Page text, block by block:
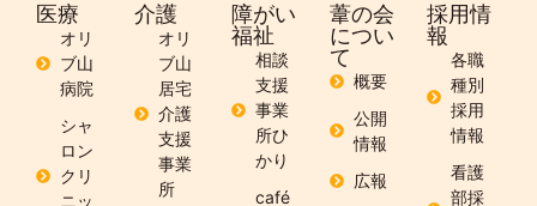
医療
オリ
ブ山
病院
シャ
ロン
クリ
ニッ
介護
オリ
ブ山
居宅
介護
支援
事業
所
障がい
福祉
相談
支援
事業
所ひ
かり
café
葦の会
につい
て
概要
公開
情報
広報
採用情
報
各職
種別
採用
情報
看護
部採